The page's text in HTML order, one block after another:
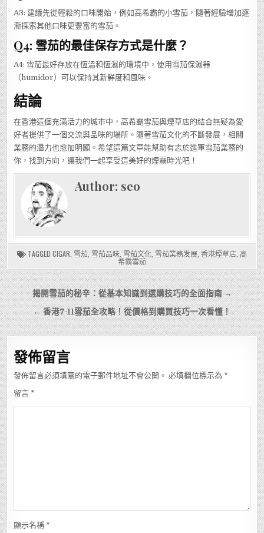
A3: 建議先從輕鬆的口味開始，例如高希霸的小雪茄，隨著經驗增加逐
漸探索其他口味更豐富的雪茄。
Q4: 雪茄的最佳保存方式是什麼？
A4: 雪茄最好存放在恆溫和恆濕的環境中，使用雪茄保濕器
（humidor）可以保持其新鮮度和風味。
結論
在香港這個充滿活力的城市中，高希霸雪茄與煙草店的結合無疑為愛
好者提供了一個交流與品味的場所。隨著雪茄文化的不斷發展，相關
業務的潛力也愈加明顯。希望這篇文章能幫助有志於進軍雪茄業務的
你，找到方向，讓我們一起享受這美好的煙霧時光吧！
Author: seo
TAGGED CIGAR 雪茄 雪茄品味 雪茄文化 雪茄業務发展 香港煙草店 高
希霸雪茄
文
章
導
覽
揭開雪茄的秘辛：從基本知識到選購技巧的全面指南 →
← 香港7-11雪茄全攻略！從價格到購買技巧一次看懂！
發佈留言
發佈留言必須填寫的電子郵件地址不會公開。 必填欄位標示為 *
留言 *
顯示名稱 *